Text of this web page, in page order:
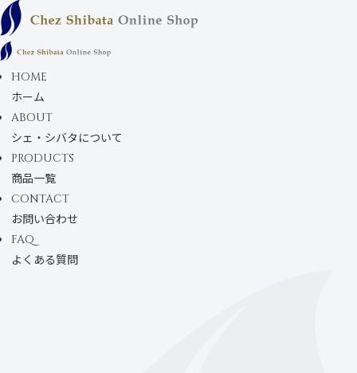
コンテンツにス
キップします
HOME
ホーム
ABOUT
シェ・シバタについて
PRODUCTS
商品一覧
CONTACT
お問い合わせ
FAQ
よくある質問